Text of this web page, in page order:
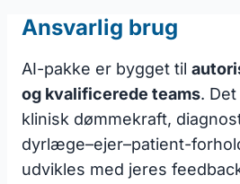
Ansvarlig brug
AI-pakke er bygget til
og kvalificerede teams.
klinisk dømmekraft,
dyrlæge–ejer–patient-
udvikles med jeres